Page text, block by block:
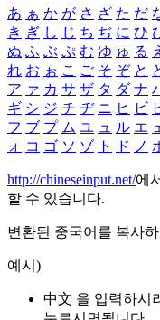
あ ぁ か が さ ざ た だ
き ぎ し じ ち ぢ に ひ
ぬ ふ ぶ ぷ む ゆ ゅ る
れ お ぉ こ ご そ ぞ と
ア ァ カ サ ザ タ ダ ナ
ギ シ ジ チ ヂ ニ ヒ ビ
フ ブ プ ム ユ ュ ル エ
ォ コ ゴ ソ ゾ ト ド ノ
http://chineseinput.net/에
할 수 있습니다.
변환된 중국어를 복사
예시)
中文 을 입력하시